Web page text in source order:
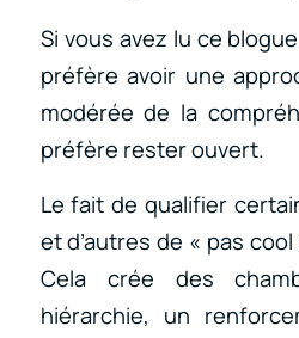
Si vous avez lu ce
préfère avoir une
modérée de la
préfère rester ouvert.
Le fait de qualifier
et d’autres de « pas
Cela crée des
hiérarchie, un